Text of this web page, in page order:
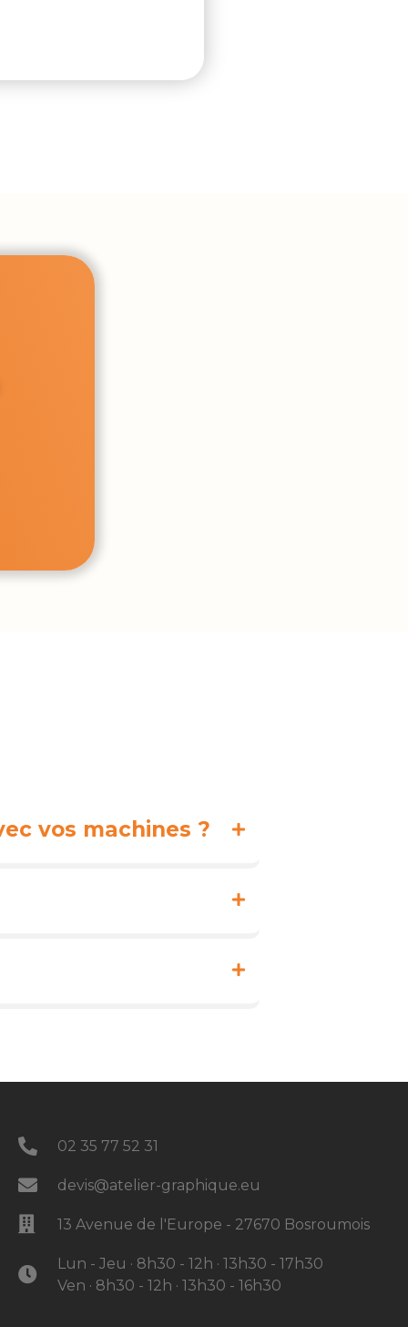
vos machines ?
02 35 77 52 31
devis@atelier-graphique.eu
13 Avenue de l'Europe - 27670 Bosroumois
Lun - Jeu · 8h30 - 12h · 13h30 - 17h30
Ven · 8h30 - 12h · 13h30 - 16h30